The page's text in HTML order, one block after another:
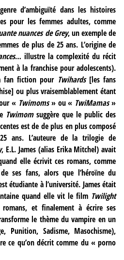
d’ambiguïté dans les histoires
pour les femmes adultes, comme
nuances de Grey, un exemple de
de plus de 25 ans. L’origine de
… illustre la complexité du récit
à la franchise pour adolescents).
fan fiction pour Twihards[les fans
ou plus vraisemblablement étant
« Twimoms» ou « TwiMamas»
Twimomsuggère que le public des
est de de plus en plus composé
ans. L’auteure de la trilogie de
, E.L. James (alias Erika Mitchel) avait
elle écrivit ces romans, comme
ses fans, alors que l’héroïne du
étudiante à l’université. James était
quand elle vit le film Twilight
et finalement à écrire ses
le thème du vampire en un
Punition, Sadisme, Masochisme),
ce qu’on décrit comme du « porno